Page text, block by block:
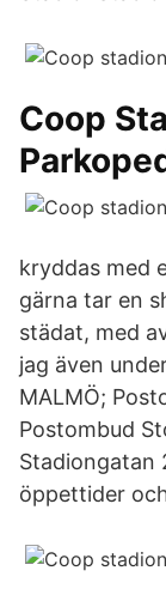
Coop
kryddas med
gärna tar en
städat, med
jag även
MALMÖ;
Postombud
Stadiongatan
öppettider